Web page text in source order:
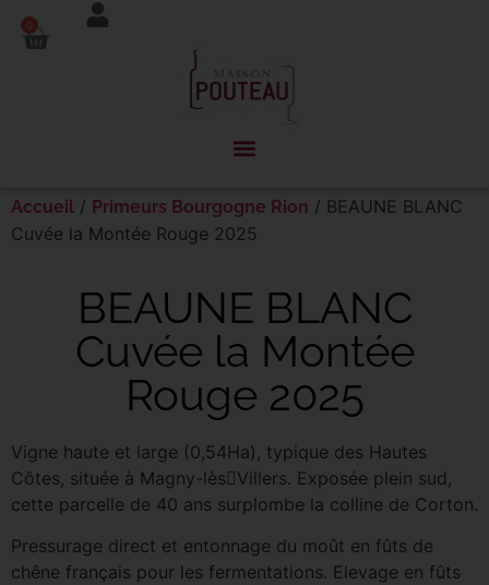
0
Accueil / Primeurs Bourgogne Rion / BEAUNE BLANC
Cuvée la Montée Rouge 2025
BEAUNE BLANC
Cuvée la Montée
Rouge 2025
Vigne haute et large (0,54Ha), typique des Hautes
Côtes, située à Magny-lès￾Villers. Exposée plein sud,
cette parcelle de 40 ans surplombe la colline de Corton.
Pressurage direct et entonnage du moût en fûts de
chêne français pour les fermentations. Elevage en fûts
Panneau de gestion des cookies